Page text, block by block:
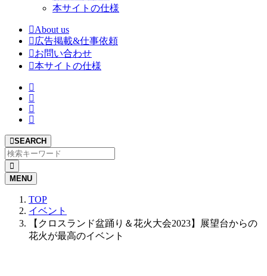
本サイトの仕様
About us
広告掲載&仕事依頼
お問い合わせ
本サイトの仕様
SEARCH
MENU
TOP
イベント
【クロスランド盆踊り＆花火大会2023】展望台からの
花火が最高のイベント